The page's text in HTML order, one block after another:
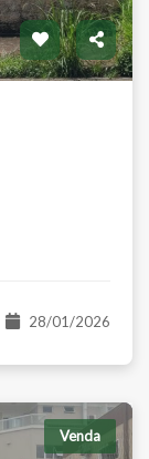
28/01/2026
Venda